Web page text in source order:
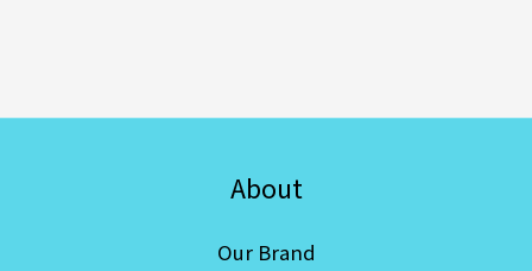
About
Our Brand